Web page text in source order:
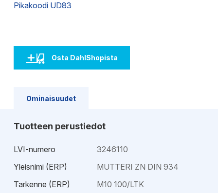
Pikakoodi UD83
Osta DahlShopista
Ominaisuudet
Tuotteen perustiedot
LVI-numero
3246110
Yleisnimi (ERP)
MUTTERI ZN DIN 934
Tarkenne (ERP)
M10 100/LTK